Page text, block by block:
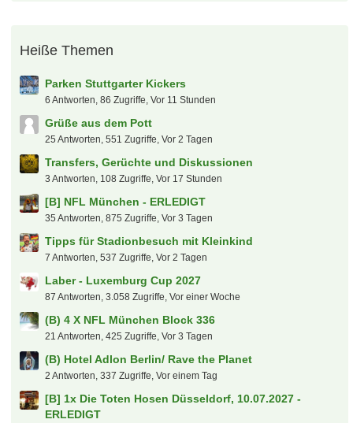
Heiße Themen
Parken Stuttgarter Kickers
6 Antworten, 86 Zugriffe, Vor 11 Stunden
Grüße aus dem Pott
25 Antworten, 551 Zugriffe, Vor 2 Tagen
Transfers, Gerüchte und Diskussionen
3 Antworten, 108 Zugriffe, Vor 17 Stunden
[B] NFL München - ERLEDIGT
35 Antworten, 875 Zugriffe, Vor 3 Tagen
Tipps für Stadionbesuch mit Kleinkind
7 Antworten, 537 Zugriffe, Vor 2 Tagen
Laber - Luxemburg Cup 2027
87 Antworten, 3.058 Zugriffe, Vor einer Woche
(B) 4 X NFL München Block 336
21 Antworten, 425 Zugriffe, Vor 3 Tagen
(B) Hotel Adlon Berlin/ Rave the Planet
2 Antworten, 337 Zugriffe, Vor einem Tag
[B] 1x Die Toten Hosen Düsseldorf, 10.07.2027 -
ERLEDIGT